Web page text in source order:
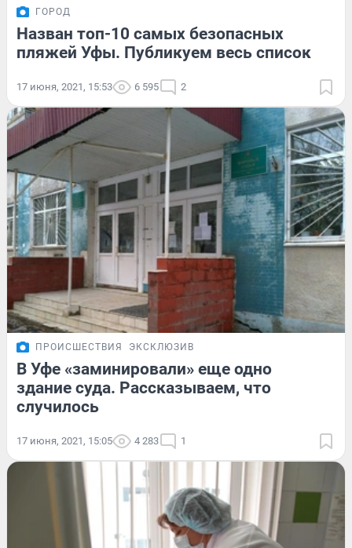
ГОРОД
Назван топ-10 самых безопасных
пляжей Уфы. Публикуем весь список
17 июня, 2021, 15:53 6 595 2
ПРОИСШЕСТВИЯ ЭКСКЛЮЗИВ
В Уфе «заминировали» еще одно
здание суда. Рассказываем, что
случилось
17 июня, 2021, 15:05 4 283 1